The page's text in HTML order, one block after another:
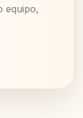
equipo,